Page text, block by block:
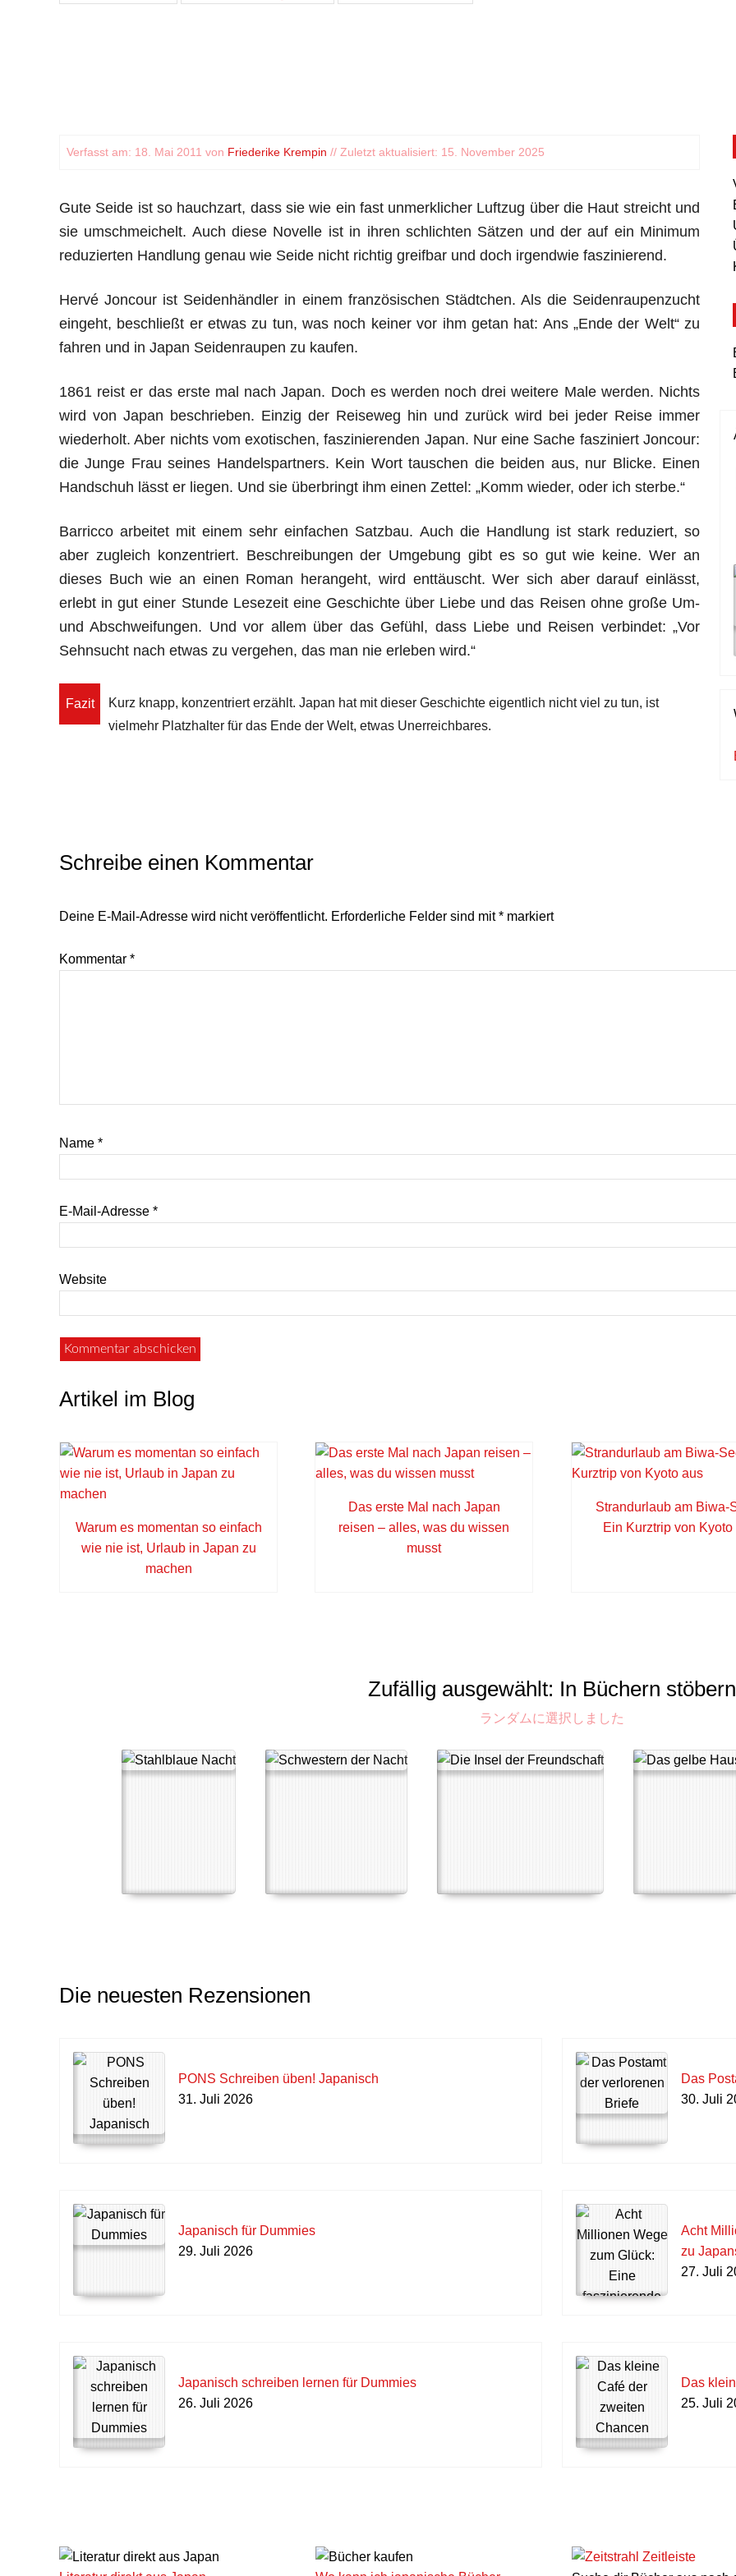
Verfasst am: 18. Mai 2011 von Friederike Krempin // Zuletzt aktualisiert: 15. November 2025
Gute Seide ist so hauchzart, dass sie wie ein fast unmerklicher Luftzug über die Haut streicht und
sie umschmeichelt. Auch diese Novelle ist in ihren schlichten Sätzen und der auf ein Minimum
reduzierten Handlung genau wie Seide nicht richtig greifbar und doch irgendwie faszinierend.
Hervé Joncour ist Seidenhändler in einem französischen Städtchen. Als die Seidenraupenzucht
eingeht, beschließt er etwas zu tun, was noch keiner vor ihm getan hat: Ans „Ende der Welt“ zu
fahren und in Japan Seidenraupen zu kaufen.
1861 reist er das erste mal nach Japan. Doch es werden noch drei weitere Male werden. Nichts
wird von Japan beschrieben. Einzig der Reiseweg hin und zurück wird bei jeder Reise immer
wiederholt. Aber nichts vom exotischen, faszinierenden Japan. Nur eine Sache fasziniert Joncour:
die Junge Frau seines Handelspartners. Kein Wort tauschen die beiden aus, nur Blicke. Einen
Handschuh lässt er liegen. Und sie überbringt ihm einen Zettel: „Komm wieder, oder ich sterbe.“
Barricco arbeitet mit einem sehr einfachen Satzbau. Auch die Handlung ist stark reduziert, so
aber zugleich konzentriert. Beschreibungen der Umgebung gibt es so gut wie keine. Wer an
dieses Buch wie an einen Roman herangeht, wird enttäuscht. Wer sich aber darauf einlässt,
erlebt in gut einer Stunde Lesezeit eine Geschichte über Liebe und das Reisen ohne große Um-
und Abschweifungen. Und vor allem über das Gefühl, dass Liebe und Reisen verbindet: „Vor
Sehnsucht nach etwas zu vergehen, das man nie erleben wird.“
Fazit
Kurz knapp, konzentriert erzählt. Japan hat mit dieser Geschichte eigentlich nicht viel zu tun, ist
vielmehr Platzhalter für das Ende der Welt, etwas Unerreichbares.
Schreibe einen Kommentar
Deine E-Mail-Adresse wird nicht veröffentlicht. Erforderliche Felder sind mit* markiert
Kommentar *
Name *
E-Mail-Adresse *
Website
Artikel im Blog
Warum es momentan so einfach
wie nie ist, Urlaub in Japan zu
machen
Das erste Mal nach Japan
reisen – alles, was du wissen
musst
Strandurlaub am Biwa-
Ein Kurztrip von Kyoto
Zufällig ausgewählt: In Büchern stöbern
ランダムに選択しました
Die neuesten Rezensionen
PONS Schreiben üben! Japanisch
31. Juli 2026
Das
30. Juli
Japanisch für Dummies
29. Juli 2026
Acht
zu
27. Juli
Japanisch schreiben lernen für Dummies
26. Juli 2026
Das
25. Juli
Zeitleiste